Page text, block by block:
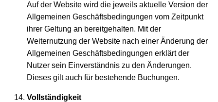
Auf der Website wird die jeweils aktuelle Version der
Allgemeinen Geschäftsbedingungen vom Zeitpunkt
ihrer Geltung an bereitgehalten. Mit der
Weiternutzung der Website nach einer Änderung der
Allgemeinen Geschäftsbedingungen erklärt der
Nutzer sein Einverständnis zu den Änderungen.
Dieses gilt auch für bestehende Buchungen.
Vollständigkeit